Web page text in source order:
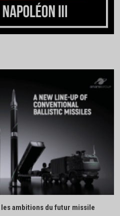
ambitions du futur missile